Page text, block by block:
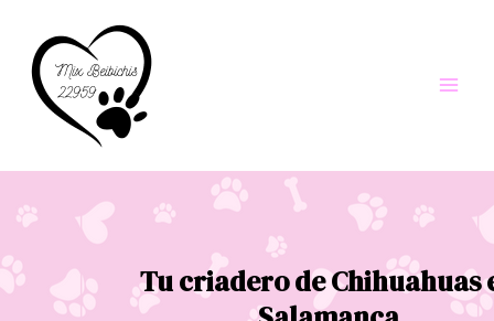
contenido
Tu criadero de Chihuahuas